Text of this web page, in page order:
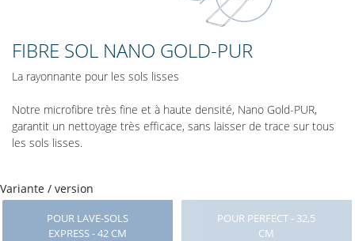
FIBRE SOL NANO GOLD-PUR
La rayonnante pour les sols lisses
Notre microfibre très fine et à haute densité, Nano Gold-PUR,
garantit un nettoyage très efficace, sans laisser de trace sur tous
les sols lisses.
Variante / version
POUR LAVE-SOLS
EXPRESS - 42 CM
POUR PERFECT - 32,5
CM